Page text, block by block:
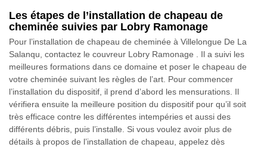
Les étapes de l’installation de chapeau de
cheminée suivies par Lobry Ramonage
Pour l’installation de chapeau de cheminée à Villelongue De La
Salanqu, contactez le couvreur Lobry Ramonage . Il a suivi les
meilleures formations dans ce domaine et poser le chapeau de
votre cheminée suivant les règles de l’art. Pour commencer
l’installation du dispositif, il prend d’abord les mensurations. Il
vérifiera ensuite la meilleure position du dispositif pour qu’il soit
très efficace contre les différentes intempéries et aussi des
différents débris, puis l’installe. Si vous voulez avoir plus de
détails à propos de l’installation de chapeau, appelez dès